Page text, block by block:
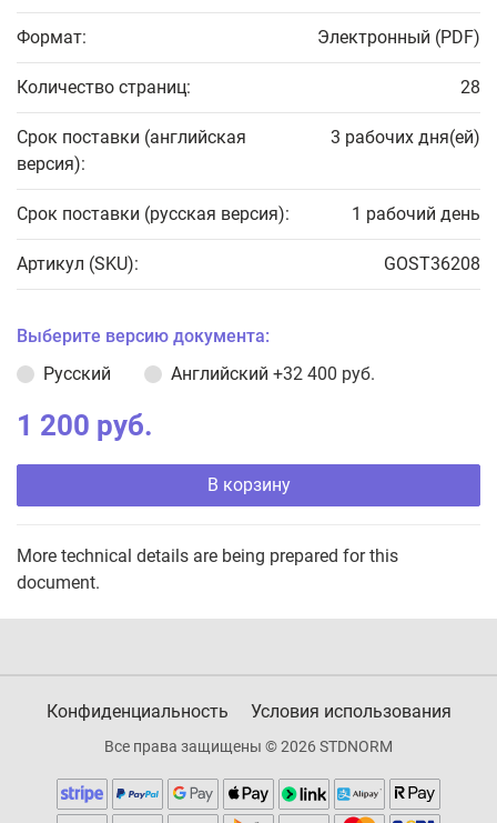
Формат: Электронный (PDF)
Количество страниц: 28
Срок поставки (английская
версия):
3 рабочих дня(ей)
Срок поставки (русская версия): 1 рабочий день
Артикул (SKU): GOST36208
Выберите версию документа:
Русский
Английский +32 400 руб.
1 200 руб.
В корзину
More technical details are being prepared for this
document.
Конфиденциальность Условия использования
Все права защищены © 2026 STDNORM